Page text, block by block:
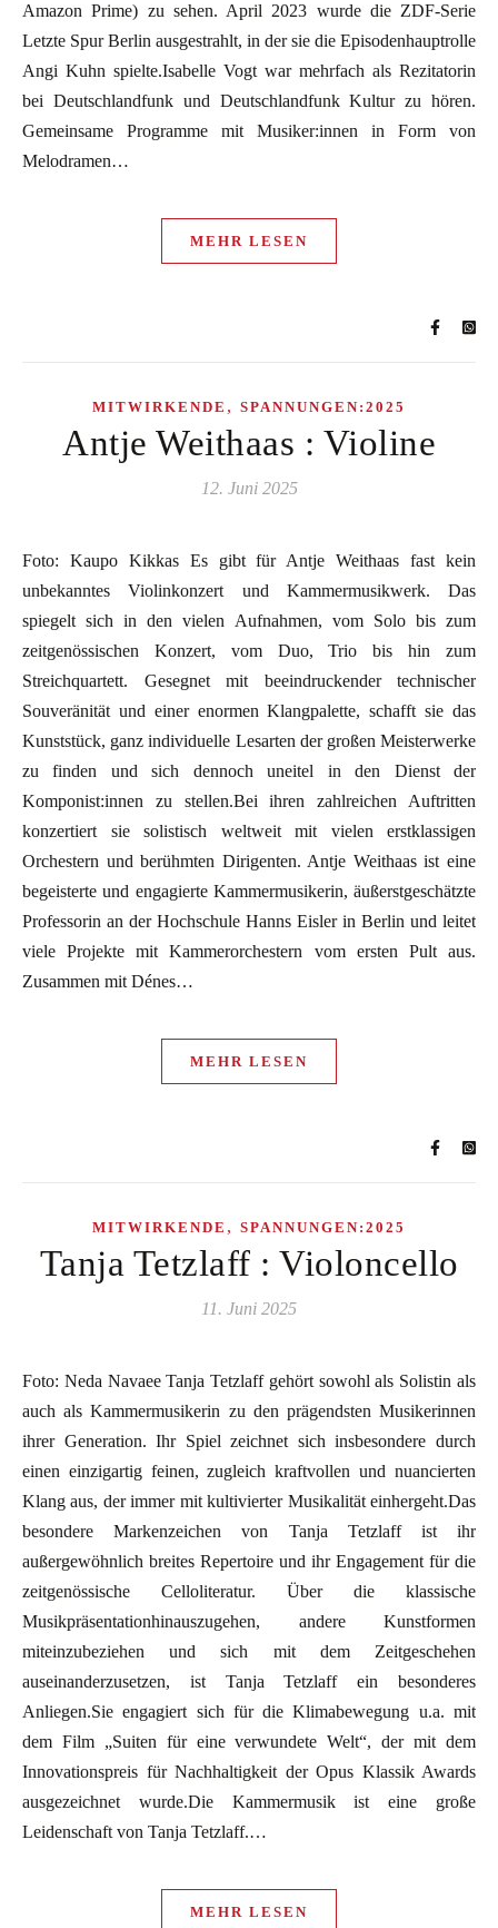
Amazon Prime) zu sehen. April 2023 wurde die ZDF-Serie
Letzte Spur Berlin ausgestrahlt, in der sie die Episodenhauptrolle
Angi Kuhn spielte.Isabelle Vogt war mehrfach als Rezitatorin
bei Deutschlandfunk und Deutschlandfunk Kultur zu hören.
Gemeinsame Programme mit Musiker:innen in Form von
Melodramen…
MEHR LESEN
MITWIRKENDE , SPANNUNGEN:2025
Antje Weithaas : Violine
12. Juni 2025
Foto: Kaupo Kikkas Es gibt für Antje Weithaas fast kein
unbekanntes Violinkonzert und Kammermusikwerk. Das
spiegelt sich in den vielen Aufnahmen, vom Solo bis zum
zeitgenössischen Konzert, vom Duo, Trio bis hin zum
Streichquartett. Gesegnet mit beeindruckender technischer
Souveränität und einer enormen Klangpalette, schafft sie das
Kunststück, ganz individuelle Lesarten der großen Meisterwerke
zu finden und sich dennoch uneitel in den Dienst der
Komponist:innen zu stellen.Bei ihren zahlreichen Auftritten
konzertiert sie solistisch weltweit mit vielen erstklassigen
Orchestern und berühmten Dirigenten. Antje Weithaas ist eine
begeisterte und engagierte Kammermusikerin, äußerstgeschätzte
Professorin an der Hochschule Hanns Eisler in Berlin und leitet
viele Projekte mit Kammerorchestern vom ersten Pult aus.
Zusammen mit Dénes…
MEHR LESEN
MITWIRKENDE , SPANNUNGEN:2025
Tanja Tetzlaff : Violoncello
11. Juni 2025
Foto: Neda Navaee Tanja Tetzlaff gehört sowohl als Solistin als
auch als Kammermusikerin zu den prägendsten Musikerinnen
ihrer Generation. Ihr Spiel zeichnet sich insbesondere durch
einen einzigartig feinen, zugleich kraftvollen und nuancierten
Klang aus, der immer mit kultivierter Musikalität einhergeht.Das
besondere Markenzeichen von Tanja Tetzlaff ist ihr
außergewöhnlich breites Repertoire und ihr Engagement für die
zeitgenössische Celloliteratur. Über die klassische
Musikpräsentationhinauszugehen, andere Kunstformen
miteinzubeziehen und sich mit dem Zeitgeschehen
auseinanderzusetzen, ist Tanja Tetzlaff ein besonderes
Anliegen.Sie engagiert sich für die Klimabewegung u.a. mit
dem Film „Suiten für eine verwundete Welt“, der mit dem
Innovationspreis für Nachhaltigkeit der Opus Klassik Awards
ausgezeichnet wurde.Die Kammermusik ist eine große
Leidenschaft von Tanja Tetzlaff.…
MEHR LESEN